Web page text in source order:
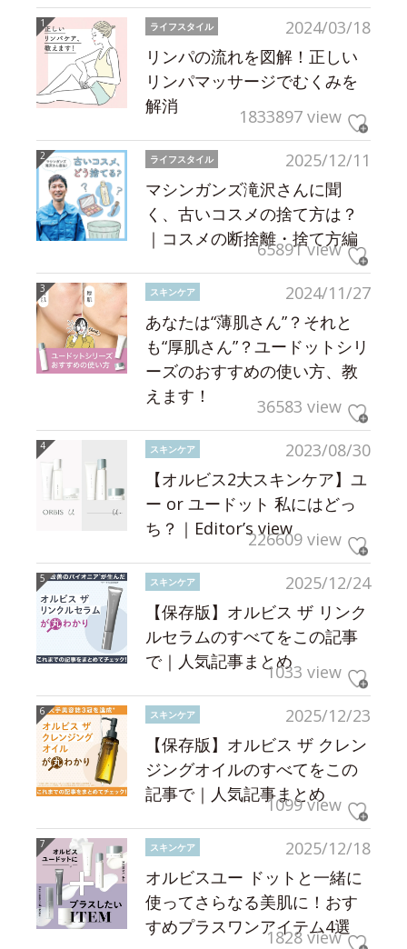
2024/03/18
ライフスタイル
リンパの流れを図解！正しい
リンパマッサージでむくみを
解消
1833897 view
2025/12/11
ライフスタイル
マシンガンズ滝沢さんに聞
く、古いコスメの捨て方は？
｜コスメの断捨離・捨て方編
65891 view
2024/11/27
スキンケア
あなたは“薄肌さん”？それと
も“厚肌さん”？ユードットシリ
ーズのおすすめの使い方、教
えます！
36583 view
2023/08/30
スキンケア
【オルビス2大スキンケア】ユ
ー or ユードット 私にはどっ
ち？｜Editor’s view226609 view
2025/12/24
スキンケア
【保存版】オルビス ザ リンク
ルセラムのすべてをこの記事
で｜人気記事まとめ1033 view
2025/12/23
スキンケア
【保存版】オルビス ザ クレン
ジングオイルのすべてをこの
記事で｜人気記事まとめ
1099 view
2025/12/18
スキンケア
オルビスユー ドットと一緒に
使ってさらなる美肌に！おす
すめプラスワンアイテム4選
1828 view